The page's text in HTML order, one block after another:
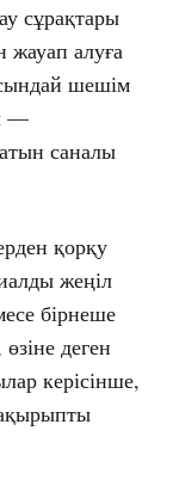
сұрақтары
жауап алуға
шешім
—
саналы
қорқу
жеңіл
бірнеше
деген
керісінше,